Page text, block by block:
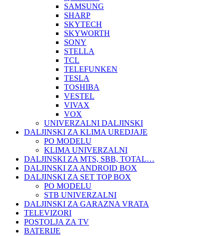
SAMSUNG
SHARP
SKYTECH
SKYWORTH
SONY
STELLA
TCL
TELEFUNKEN
TESLA
TOSHIBA
VESTEL
VIVAX
VOX
UNIVERZALNI DALJINSKI
DALJINSKI ZA KLIMA UREDJAJE
PO MODELU
KLIMA UNIVERZALNI
DALJINSKI ZA MTS, SBB, TOTAL…
DALJINSKI ZA ANDROID BOX
DALJINSKI ZA SET TOP BOX
PO MODELU
STB UNIVERZALNI
DALJINSKI ZA GARAZNA VRATA
TELEVIZORI
POSTOLJA ZA TV
BATERIJE